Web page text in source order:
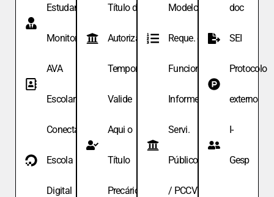
Estudante
Monitor
AVA
Escolar
Conecta
Escola
Digital
Título de
Autoriza.
Temporária
Valide
Aqui o
Título
Precário
Modelo de
Reque. de
Funcionário
Informe
Servi.
Públicos
/ PCCV
doc
SEI
Protocolo
externo
I-
Gesp